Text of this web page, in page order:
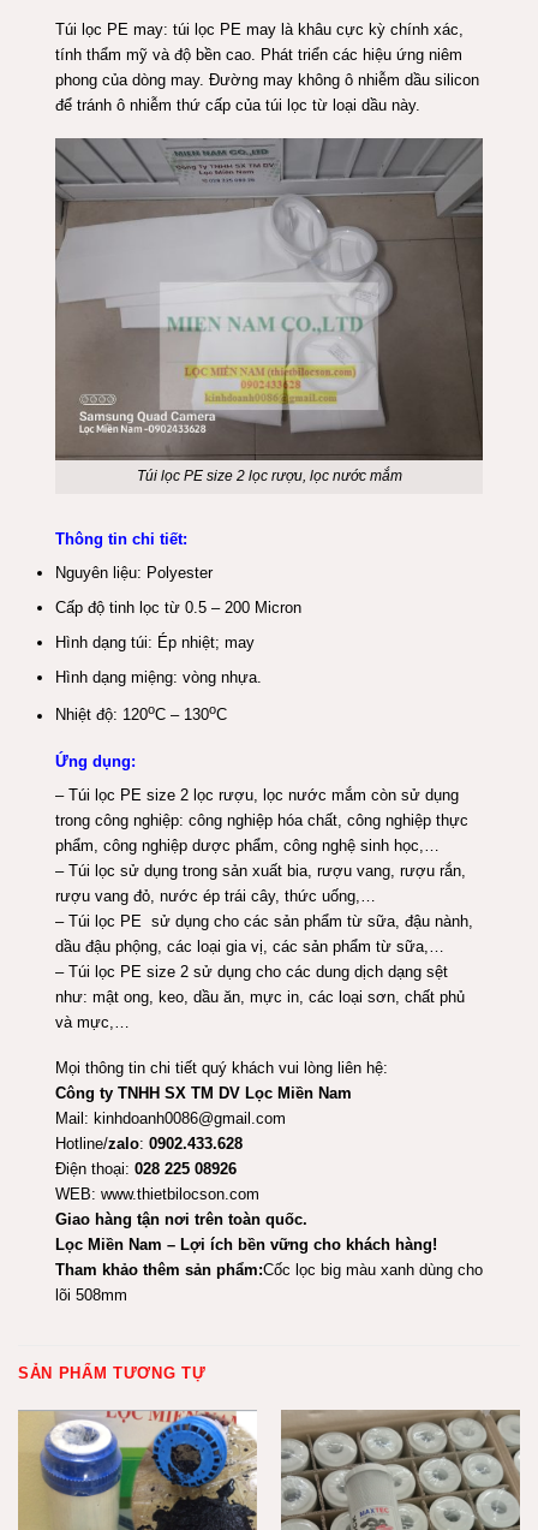
Túi lọc PE may: túi lọc PE may là khâu cực kỳ chính xác,
tínhthẩm mỹ và độ bền cao. Phát triển các hiệu ứng niêm
phong của dòng may. Đường may không ô nhiễm dầu silicon
để tránh ô nhiễm thứ cấp của túi lọc từ loại dầu này.
Túi lọc PE size 2 lọc rượu, lọc nước mắm
Thông tin chi tiết:
Nguyên liệu: Polyester
Cấp độ tinh lọc từ 0.5 – 200 Micron
Hình dạng túi: Ép nhiệt; may
Hình dạng miệng: vòng nhựa.
Nhiệt độ: 120oC – 130oC
Ứng dụng:
– Túi lọc PE size 2 lọc rượu, lọc nước mắm còn sử dụng
trong công nghiệp: công nghiệp hóa chất, công nghiệp thực
phẩm, công nghiệp dược phẩm, công nghệ sinh học,…
– Túi lọc sử dụng trong sản xuất bia, rượu vang, rượu rắn,
rượu vang đỏ, nước ép trái cây, thức uống,…
– Túi lọc PE sử dụng cho các sản phẩm từ sữa, đậu nành,
dầu đậu phộng, các loại gia vị, các sản phẩm từ sữa,…
– Túi lọc PE size 2 sử dụng cho các dung dịch dạng sệt
như: mật ong, keo, dầu ăn, mực in, các loại sơn, chất phủ
và mực,…
Mọi thông tin chi tiết quý khách vui lòng liên hệ:
Công ty TNHH SX TM DV Lọc Miền Nam
Mail: kinhdoanh0086@gmail.com
Hotline/zalo: 0902.433.628
Điện thoại: 028 225 08926
WEB: www.thietbilocson.com
Giao hàng tận nơi trên toàn quốc.
Lọc Miền Nam – Lợi ích bền vững cho khách hàng!
Tham khảo thêm sản phẩm:Cốc lọc big màu xanh dùng cho
lõi 508mm
SẢN PHẨM TƯƠNG TỰ